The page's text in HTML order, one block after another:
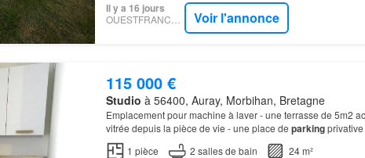
Il y a 16 jours
OUESTFRANCE-IMMO Voir l'annonce
115 000 €
Studio à 56400, Auray, Morbihan, Bretagne
Emplacement pour machine à laver - une terrasse de 5m2
vitrée depuis la pièce de vie - une place de parkingprivative
studio est vendu meublé: canapé lit, table et c…
1 pièce 2 salles de bain
24 m²